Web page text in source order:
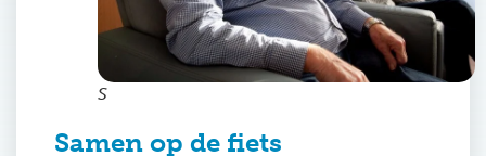
S
Samen op de fiets